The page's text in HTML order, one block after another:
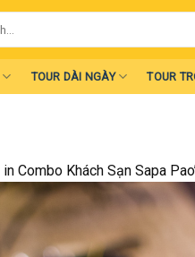
TOUR DÀI NGÀY TOUR
in Combo Khách Sạn Sapa